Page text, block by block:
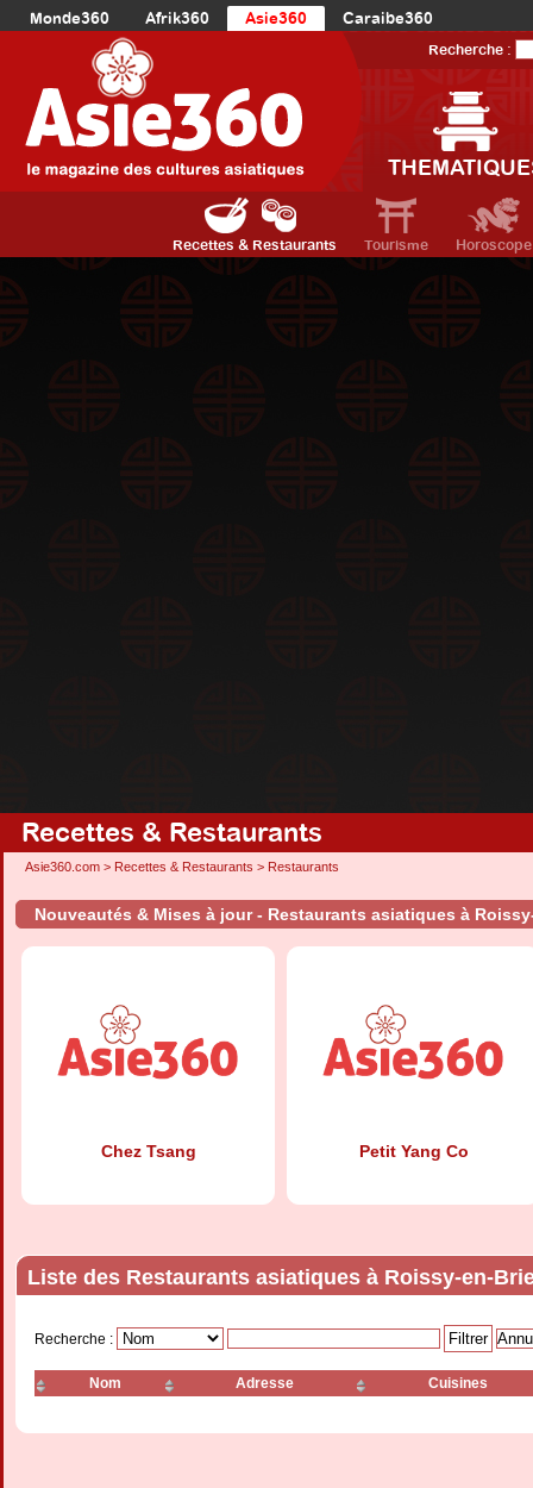
Monde360 Afrik360 Asie360
Caraibe360
Europe360
AmériqueDuNord360
Océanie360
Recherche :
Recettes & Restaurants Tourisme Horoscope
Recettes & Restaurants
Asie360.com > Recettes & Restaurants > Restaurants
Nouveautés & Mises à jour - Restaurants asiatiques à
Chez Tsang Petit Yang Co
Liste des Restaurants asiatiques à Roissy-en-
Recherche :
Nom Adresse Cuisines